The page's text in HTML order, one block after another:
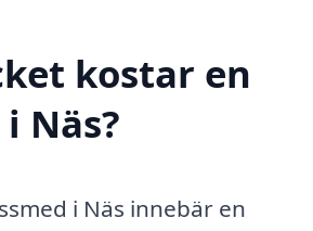
kostar en
Näs?
i Näs innebär en